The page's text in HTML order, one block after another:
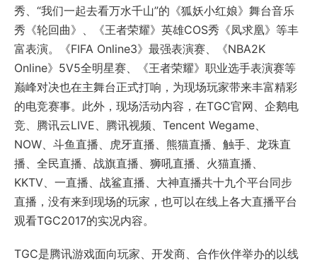
秀、“我们一起去看万水千山”的《狐妖小红娘》舞台音乐
秀《轮回曲》、《王者荣耀》英雄COS秀《凤求凰》等丰
富表演。《FIFA Online3》最强表演赛、《NBA2K
Online》5V5全明星赛、《王者荣耀》职业选手表演赛等
巅峰对决也在主舞台正式打响，为现场玩家带来丰富精彩
的电竞赛事。此外，现场活动内容，在TGC官网、企鹅电
竞、腾讯云LIVE、腾讯视频、Tencent Wegame、
NOW、斗鱼直播、虎牙直播、熊猫直播、触手、龙珠直
播、全民直播、战旗直播、狮吼直播、火猫直播、
KKTV、一直播、战鲨直播、大神直播共十九个平台同步
直播，没有来到现场的玩家，也可以在线上各大直播平台
观看TGC2017的实况内容。
TGC是腾讯游戏面向玩家、开发商、合作伙伴举办的以线